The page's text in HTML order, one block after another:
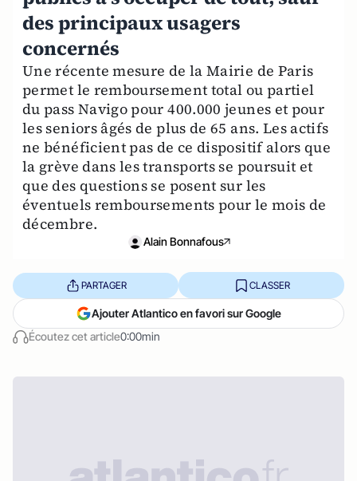
des principaux usagers
concernés
Une récente mesure de la Mairie de Paris
permet le remboursement total ou partiel
du pass Navigo pour 400.000 jeunes et pour
les seniors âgés de plus de 65 ans. Les actifs
ne bénéficient pas de ce dispositif alors que
la grève dans les transports se poursuit et
que des questions se posent sur les
éventuels remboursements pour le mois de
décembre.
Alain Bonnafous
Écoutez cet article0:00min
PARTAGER CLASSER
Ajouter Atlantico en favori sur Google